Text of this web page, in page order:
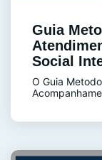
Guia
Social
O Guia